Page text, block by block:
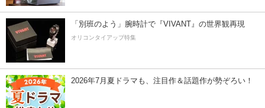
「別班のよう」腕時計で『VIVANT』の世界観再現
オリコンタイアップ特集
2026年7月夏ドラマも、注目作＆話題作が勢ぞろい！